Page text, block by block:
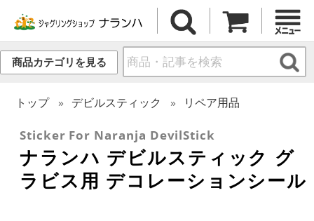
商品カテゴリを見る
トップ デビルスティック リペア用品
Sticker For Naranja DevilStick
ナランハ デビルスティック グ
ラビス用 デコレーションシール